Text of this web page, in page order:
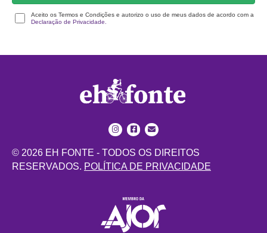
Aceito os Termos e Condições e autorizo o uso de meus dados de acordo com a
Declaração de Privacidade.
© 2026 EH FONTE - TODOS OS DIREITOS
RESERVADOS. POLÍTICA DE PRIVACIDADE